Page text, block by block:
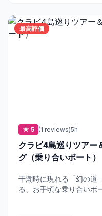
最高評価
★ 5 (1 reviews)5h
クラビ4島巡りツアー
グ（乗り合いボート）
干潮時に現れる「幻の道
る、お手頃な乗り合いボ